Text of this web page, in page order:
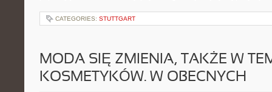
CATEGORIES: STUTTGART
MODA SIĘ ZMIENIA, TAKŻE W
KOSMETYKÓW. W OBECNYCH